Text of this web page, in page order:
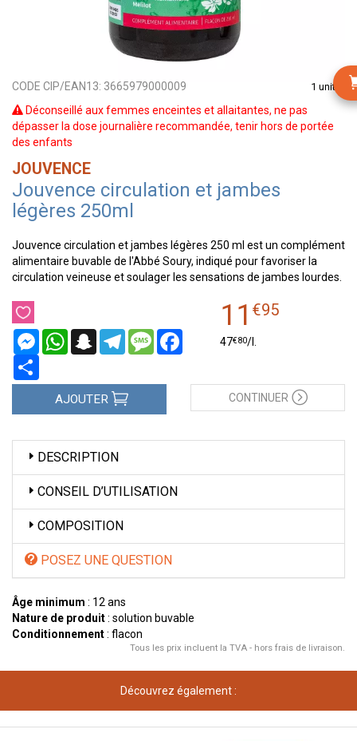
CODE CIP/EAN13: 3665979000009 1 unité
Déconseillé aux femmes enceintes et allaitantes, ne pas
dépasser la dose journalière recommandée, tenir hors de portée
des enfants
JOUVENCE
Jouvence circulation et jambes
légères 250ml
Jouvence circulation et jambes légères 250 ml est un complément
alimentaire buvable de l'Abbé Soury, indiqué pour favoriser la
circulation veineuse et soulager les sensations de jambes lourdes.
MessengerWhatsAppSnapchatTelegramMessageFacebook
11 €95
47€80/
AJOUTER CONTINUER
DESCRIPTION
CONSEIL D’UTILISATION
COMPOSITION
POSEZ UNE QUESTION
Âge minimum : 12 ans
Nature de produit: solution buvable
Conditionnement: flacon
Tous les prix incluent la TVA - hors frais de livraison.
Découvrez également :